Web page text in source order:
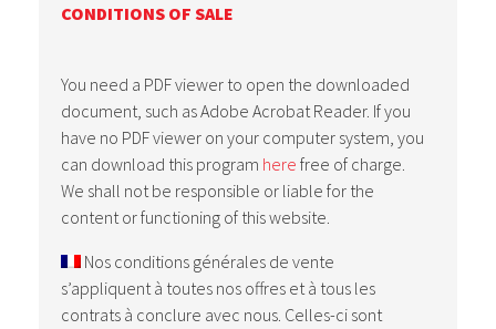
CONDITIONS OF SALE
You need a PDF viewer to open the downloaded
document, such as Adobe Acrobat Reader. If you
have no PDF viewer on your computer system, you
can download this program here free of charge.
We shall not be responsible or liable for the
content or functioning of this website.
Nos conditions générales de vente
s’appliquent à toutes nos offres et à tous les
contrats à conclure avec nous. Celles-ci sont